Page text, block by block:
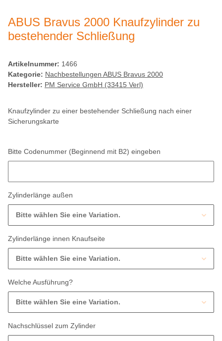
ABUS Bravus 2000 Knaufzylinder zu
bestehender Schließung
Artikelnummer: 1466
Kategorie: Nachbestellungen ABUS Bravus 2000
Hersteller: PM Service GmbH (33415 Verl)
Knaufzylinder zu einer bestehender Schließung nach einer
Sicherungskarte
Bitte Codenummer (Beginnend mit B2) eingeben
Zylinderlänge außen
Bitte wählen Sie eine Variation.
Zylinderlänge innen Knaufseite
Bitte wählen Sie eine Variation.
Welche Ausführung?
Bitte wählen Sie eine Variation.
Nachschlüssel zum Zylinder